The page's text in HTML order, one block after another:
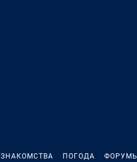
ЗНАКОМСТВА ПОГОДА ФОРУМЫ